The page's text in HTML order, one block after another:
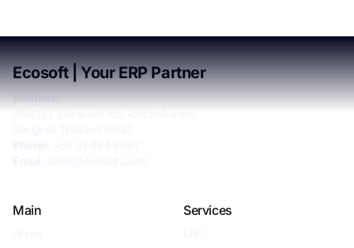
Ecosoft | Your ERP Partner
Address:
Main Services